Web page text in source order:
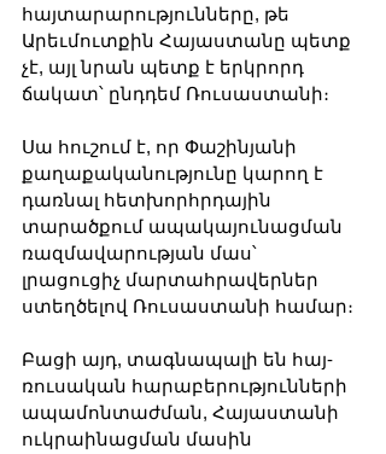
հայտարարությունները, թե
Արեւմուտքին Հայաստանը պետք
չէ, այլ նրան պետք է երկրորդ
ճակատ՝ ընդդեմ Ռուսաստանի։
Սա հուշում է, որ Փաշինյանի
քաղաքականությունը կարող է
դառնալ հետխորհրդային
տարածքում ապակայունացման
ռազմավարության մաս՝
լրացուցիչ մարտահրավերներ
ստեղծելով Ռուսաստանի համար։
Բացի այդ, տագնապալի են հայ-
ռուսական հարաբերությունների
ապամոնտաժման, Հայաստանի
ուկրաինացման մասին